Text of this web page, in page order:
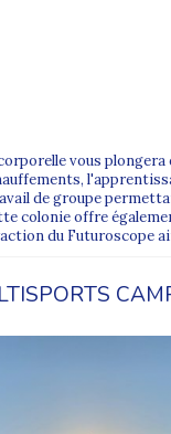
vous plongera
de groupe
colonie offre
du Futuroscope